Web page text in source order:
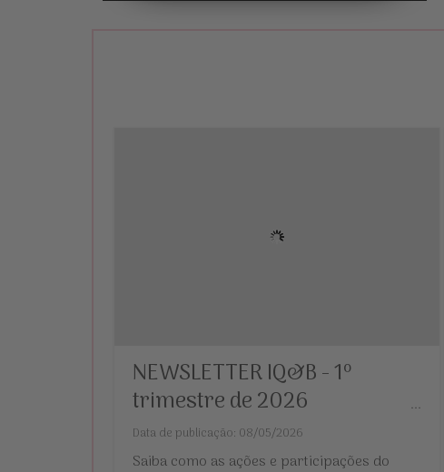
NEWSLETTER IQ&B - 1º
trimestre de 2026 ...
Data de publicação: 08/05/2026
Saiba como as ações e participações do